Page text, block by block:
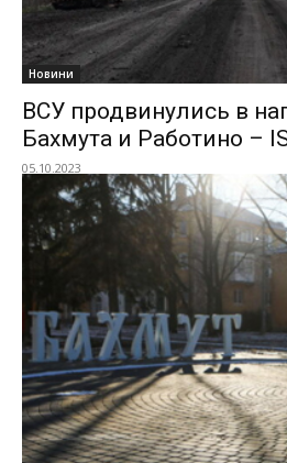
Новини
ВСУ продвинулись в
Бахмута и Работино –
05.10.2023